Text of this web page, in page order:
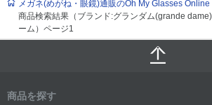
メガネ(めがね・眼鏡)通販のOh My Glasses Online
商品検索結果（ブランド:グランダム(grande
ーム）ページ1
商品を探す